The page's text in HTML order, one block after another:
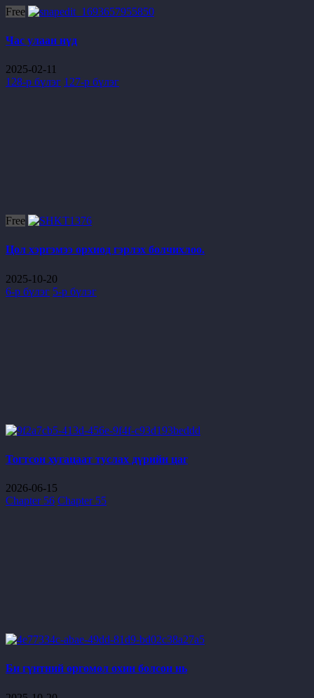
Free
Час улаан нүд
2025-02-11
128-р бүлэг 127-р бүлэг
Free
Цол хэргэмээ орхиод гэрлэх болчихлоо.
2025-10-20
6-р бүлэг 5-р бүлэг
Тогтсон хугацаат туслах дүрийн цаг
2026-06-15
Chapter 56 Chapter 55
Би гүнтний өргөмөл охин болсон нь